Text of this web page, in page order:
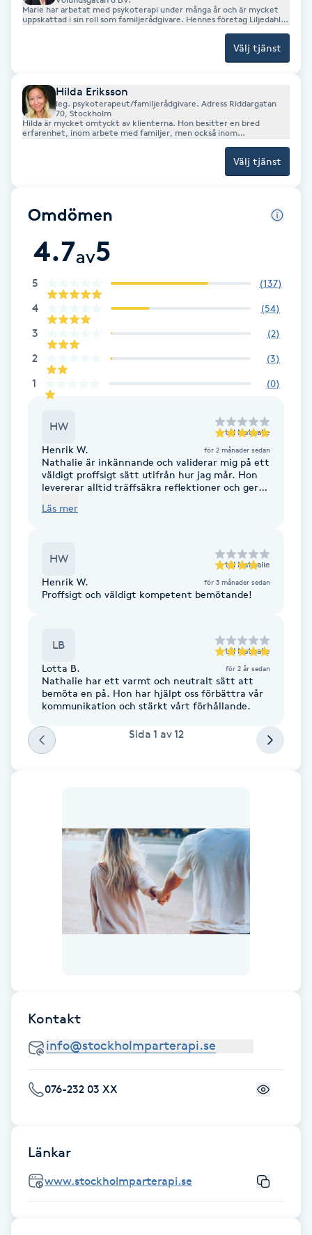
Fransk manikyr
Frekvensterapi
Friskvård
Frisör
Funktionsanalys
Färgning
Gel naglar
Gelenaglar
Gellack
Gravidyoga
Hatha Yoga
Headspa
Herrklippning
Hudföryngring
Huduppstramning
Hudvård
Hyperhidros
Hypnos
Marie har arbetat med psykoterapi under många år och är mycket
uppskattad i sin roll som familjerådgivare. Hennes företag Liljedahls
Välj tjänst
Hilda Eriksson
leg. psykoterapeut/familjerådgivare. Adress Riddargatan
70, Stockholm
Hilda är mycket omtyckt av klienterna. Hon besitter en bred
erfarenhet, inom arbete med familjer, men också inom
Välj tjänst
Omdömen
4.7av5
5 (137)
4 (54)
3 (2)
2 (3)
1 (0)
HW till Nathalie
Henrik W. för 2 månader sedan
Nathalie är inkännande och validerar mig på ett
väldigt proffsigt sätt utifrån hur jag mår. Hon
levererar alltid träffsäkra reflektioner och ger
Nathalie är verkligen ett superproffs!
Läs mer
HW till Nathalie
Henrik W. för 3 månader sedan
Proffsigt och väldigt kompetent bemötande!
LB till Nathalie
Lotta B. för 2 år sedan
Nathalie har ett varmt och neutralt sätt att
bemöta en på. Hon har hjälpt oss förbättra vår
kommunikation och stärkt vårt förhållande.
Sida 1 av12
Kontakt
076-232 03 XX
Länkar
www.stockholmparterapi.se